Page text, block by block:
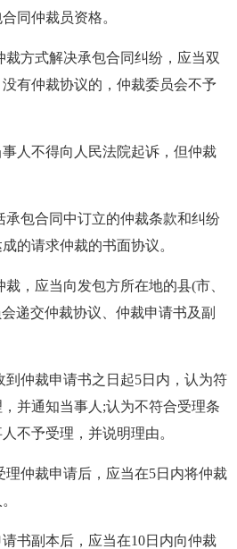
同仲裁员资格。
裁方式解决承包合同纠纷，应当双
有仲裁协议的，仲裁委员会不予
人不得向人民法院起诉，但仲裁
承包合同中订立的仲裁条款和纠纷
的请求仲裁的书面协议。
，应当向发包方所在地的县(市、
递交仲裁协议、仲裁申请书及副
到仲裁申请书之日起5日内，认为符
并通知当事人;认为不符合受理条
不予受理，并说明理由。
理仲裁申请后，应当在5日内将仲裁
书副本后，应当在10日内向仲裁